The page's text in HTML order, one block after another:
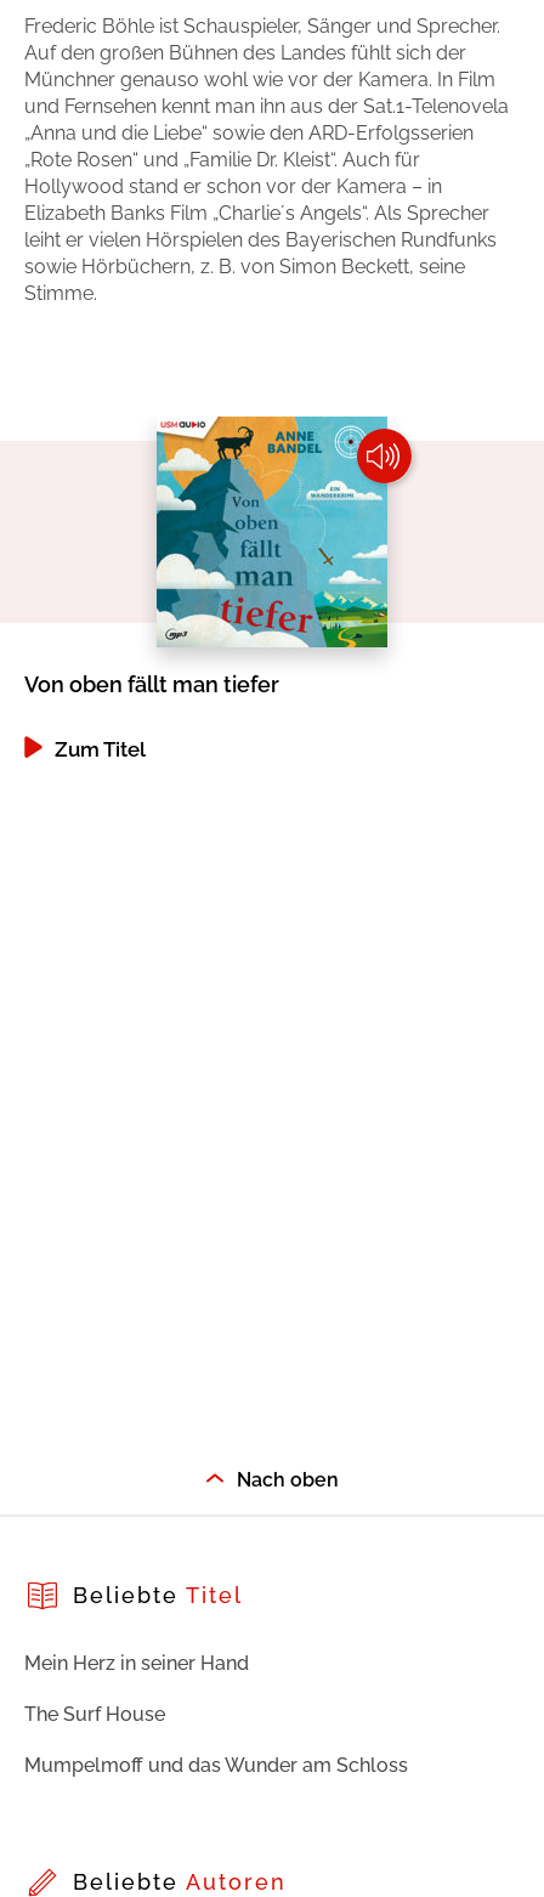
Man sieht sich
Zum Titel
Ratgeber und Sachbuch
Reihen
Gib dem Monster keine Schokolade
Indigo Wild - Folge 1
Zum Titel
Handel
Presse
Blogger und Influencer
Autorinnen und Autoren
Frederic Böhle ist Schauspieler, Sänger und Sprecher.
Auf den großen Bühnen des Landes fühlt sich der
Münchner genauso wohl wie vor der Kamera. In Film
und Fernsehen kennt man ihn aus der Sat.1-Telenovela
„Anna und die Liebe“ sowie den ARD-Erfolgsserien
„Rote Rosen“ und „Familie Dr. Kleist“. Auch für
Hollywood stand er schon vor der Kamera – in
Elizabeth Banks Film „Charlie´s Angels“. Als Sprecher
leiht er vielen Hörspielen des Bayerischen Rundfunks
sowie Hörbüchern, z. B. von Simon Beckett, seine
Stimme.
Von oben fällt man tiefer
Zum Titel
Nach oben
Beliebte Titel
Mein Herz in seiner Hand
The Surf House
Mumpelmoff und das Wunder am Schloss
Beliebte Autoren